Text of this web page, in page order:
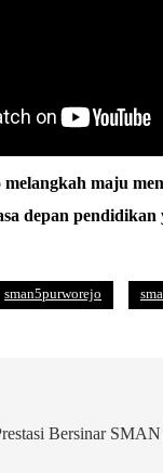
maju
depan pendidikan
sman5purworejo
Bersinar